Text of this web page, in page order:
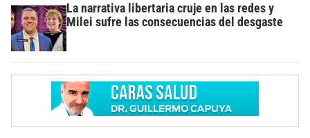
La narrativa libertaria cruje en las redes y
Milei sufre las consecuencias del desgaste